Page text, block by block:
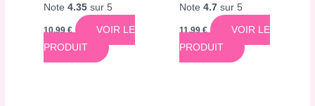
Note4.35 sur 5
10,99€
VOIR LE
PRODUIT
Note 4.7sur 5
11,99€
VOIR LE
PRODUIT